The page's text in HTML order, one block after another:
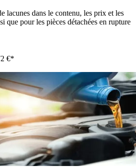
lacunes dans le contenu, les prix et les
que pour les pièces détachées en rupture
€*